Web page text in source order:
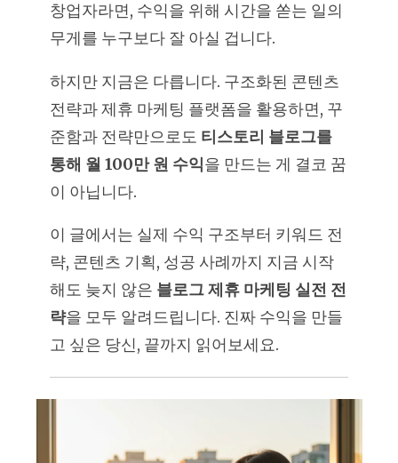
창업자라면, 수익을 위해 시간을 쏟는 일의
무게를 누구보다 잘 아실 겁니다.
하지만 지금은 다릅니다. 구조화된 콘텐츠
전략과 제휴 마케팅 플랫폼을 활용하면, 꾸
준함과 전략만으로도 티스토리 블로그를
통해 월 100만 원 수익을 만드는 게 결코 꿈
이 아닙니다.
이 글에서는 실제 수익 구조부터 키워드 전
략, 콘텐츠 기획, 성공 사례까지 지금 시작
해도 늦지 않은 블로그 제휴 마케팅 실전 전
략을 모두 알려드립니다. 진짜 수익을 만들
고 싶은 당신, 끝까지 읽어보세요.